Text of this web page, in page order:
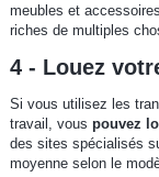
meubles et
riches de multiples
4 - Louez
Si vous utilisez les
travail, vous pouvez
des sites spécialisés
moyenne selon le